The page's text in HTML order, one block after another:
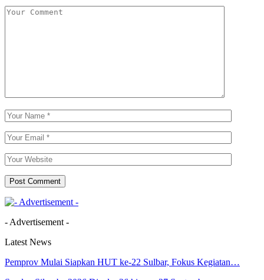
- Advertisement -
Latest News
Pemprov Mulai Siapkan HUT ke-22 Sulbar, Fokus Kegiatan…